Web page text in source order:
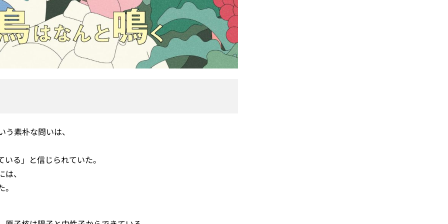
素朴な問いは、
る」と信じられていた。
、